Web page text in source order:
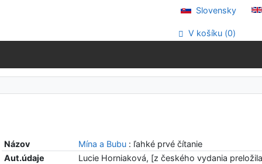
Slovensky
V košíku (0)
Názov Mína a Bubu : ľahké prvé čítanie
Aut.údaje
Lucie Horniaková, [z českého vydania